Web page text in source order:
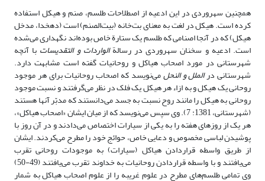
همچنین سهروردی در این ادعیه از اصطلاحات طلسم، صنم و هیکل استفاده
کرده است. هیکل در لغت به معنای بت‌خانه (بیت‌الصنم) است (دهخدا، مدخل
هیکل) که در آنجا اصنامی که طلسم یک ستارة خاص بوده‌اند نگهداری می‌شده
است. ادعیه و سخنان سهروردی در رسالةالواردات و التقدیسات با آنچه
شهرستانی در مورد اصحاب هیاکل و روحانیات گفته است مشابهت دارد.
شهرستانی درالملل و النحلمی‌نویسد که اصحاب روحانیات برای هر موجود
روحانی یک هیکل و به ازاء هر هیکل یک فلک در نظر می‌گرفتند و نسبت موجود
روحانی به هیکل را مانند روح نسبت به جسد می‌دانستند که مدبّر آنها هستند
(شهرستانی، 1381: 7). وی سپس می‌نویسد که از میان ایشان «اصحاب هیاکل»،
هر یک از روزهای هفته را به یکی از سیارات اختصاص می‌دادند و در آن روز با
پوشیدن لباسی مخصوص و دعایی خاص، حوائج خود را مطرح می‌کردند. ایشان
از طریق واسطه قراردادن هیاکل (سیارات) به موجودات روحانی تقرب
می‌یافتند و با واسطه قراردادن روحانیات به خداوند تقرب می‌یافتند (49-50)
وی تمامی طلسم‌های مطرح در علوم غریبه را از علوم اصحاب هیاکل به شمار